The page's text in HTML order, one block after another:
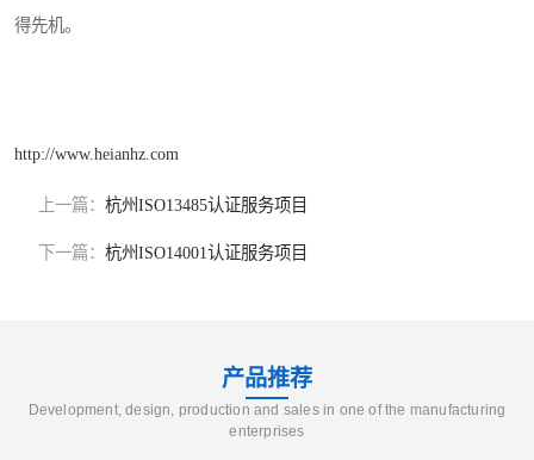
得先机。
http://www.heianhz.com
上一篇： 杭州ISO13485认证服务项目
下一篇： 杭州ISO14001认证服务项目
产品推荐
Development, design, production and sales in one of the manufacturing
enterprises